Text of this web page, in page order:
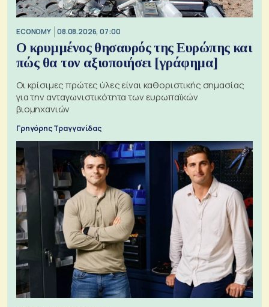
ECONOMY 08.08.2026, 07:00
Ο κρυμμένος θησαυρός της Ευρώπης και
πώς θα τον αξιοποιήσει [γράφημα]
Οι κρίσιμες πρώτες ύλες είναι καθοριστικής σημασίας
για την ανταγωνιστικότητα των ευρωπαϊκών
βιομηχανιών
Γρηγόρης Τραγγανίδας